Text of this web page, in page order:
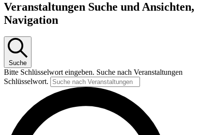
Veranstaltungen Suche und Ansichten,
Navigation
Suche
Bitte Schlüsselwort eingeben. Suche nach Veranstaltungen
Schlüsselwort.